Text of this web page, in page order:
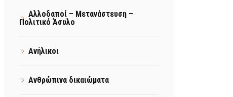
Αλλοδαποί – Μετανάστευση –
Πολιτικό Άσυλο
Ανήλικοι
Ανθρώπινα δικαιώματα